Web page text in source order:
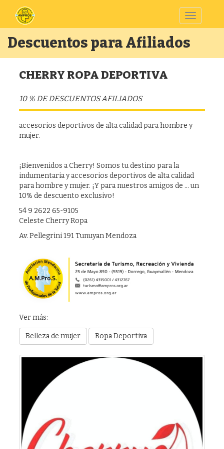
Toggle
Descuentos para Afiliados
CHERRY ROPA DEPORTIVA
10 % DE DESCUENTOS AFILIADOS
accesorios deportivos de alta calidad para hombre y
mujer.
¡Bienvenidos a Cherry! Somos tu destino para la
indumentaria y accesorios deportivos de alta calidad
para hombre y mujer. ¡Y para nuestros amigos de ... un
10% de descuento exclusivo!
54 9 2622 65-9105
Celeste Cherry Ropa
Av. Pellegrini 191 Tunuyan Mendoza
Ver más:
Belleza de mujer Ropa Deportiva